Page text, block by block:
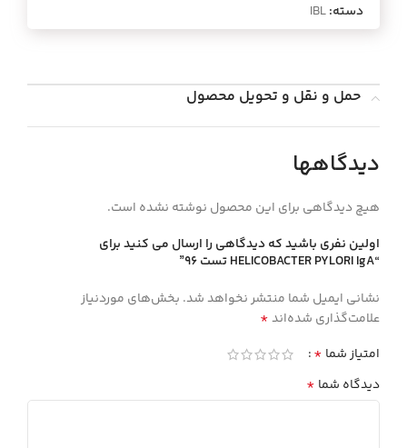
دسته:IBL
حمل و نقل و تحویل محصول
دیدگاهها
هیچ دیدگاهی برای این محصول نوشته نشده است.
اولین نفری باشید که دیدگاهی را ارسال می کنید برای
“HELICOBACTER PYLORI IgA تست 96”
نشانی ایمیل شما منتشر نخواهد شد. بخش‌های موردنیاز
علامت‌گذاری شده‌اند*
امتیاز شما *
دیدگاه شما *